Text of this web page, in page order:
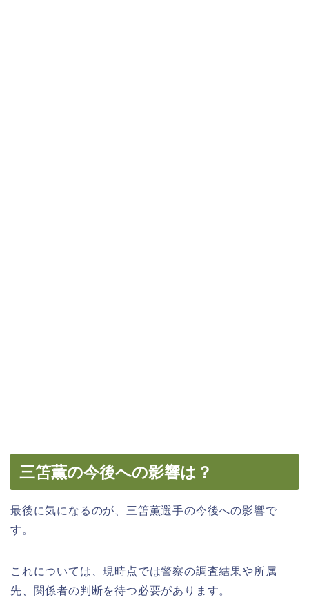
三笘薫の今後への影響は？
最後に気になるのが、三笘薫選手の今後への影響で
す。
これについては、現時点では警察の調査結果や所属
先、関係者の判断を待つ必要があります。